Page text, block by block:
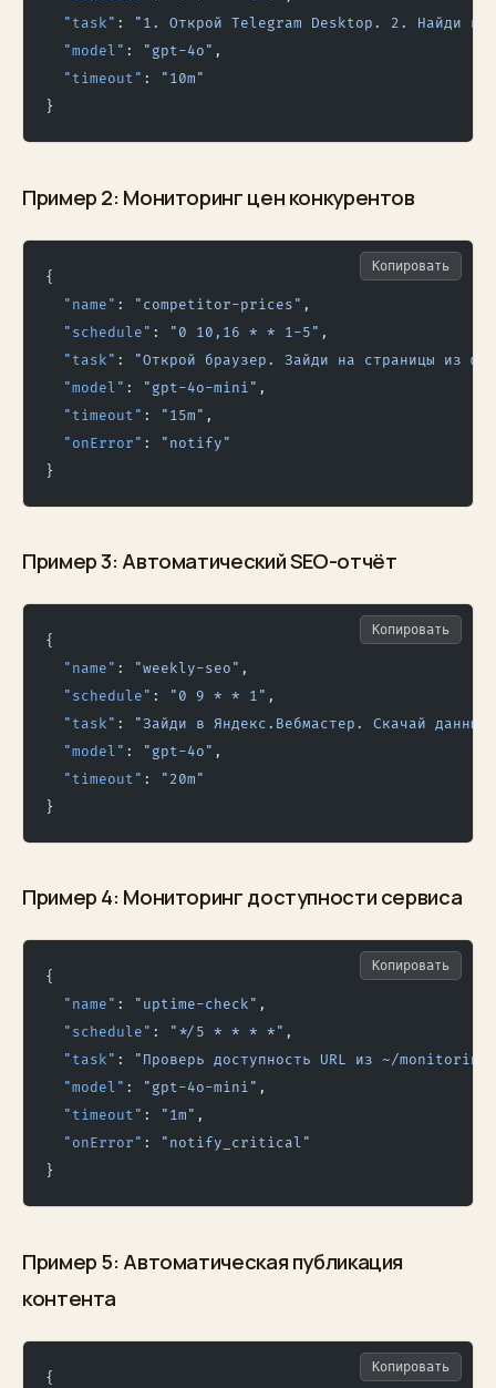
  "task"
:
"1. Открой Telegram Desktop. 2. Найди
  "model"
: "gpt-4o" ,
  "timeout"
:
"10m"
}
Пример 2: Мониторинг цен конкурентов
{
  "name"
: "competitor-prices" ,
  "schedule"
: "0 10,16 * * 1-5" ,
  "task"
:
"Открой браузер. Зайди на страницы из
  "model"
: "gpt-4o-mini" ,
  "timeout"
: "15m" ,
  "onError"
:
"notify"
}
Копировать
Пример 3: Автоматический SEO-отчёт
{
  "name"
: "weekly-seo" ,
  "schedule"
: "0 9 * * 1" ,
  "task"
:
"Зайди в Яндекс.Вебмастер. Скачай
  "model"
: "gpt-4o" ,
  "timeout"
:
"20m"
}
Копировать
Пример 4: Мониторинг доступности сервиса
{
  "name"
: "uptime-check" ,
  "schedule"
: "*/5 * * * *" ,
  "task"
:
"Проверь доступность URL из ~/
  "model"
: "gpt-4o-mini" ,
  "timeout"
: "1m" ,
  "onError"
:
"notify_critical"
}
Копировать
Пример 5: Автоматическая публикация
контента
{
Копировать